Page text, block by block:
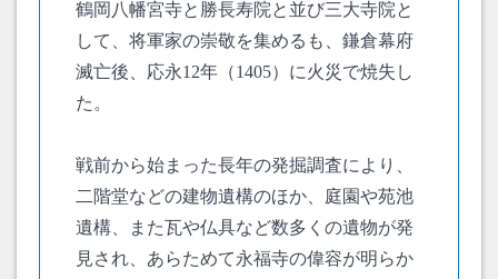
鶴岡八幡宮寺と勝長寿院と並び三大寺院と
して、将軍家の崇敬を集めるも、鎌倉幕府
滅亡後、応永12年（1405）に火災で焼失し
た。
戦前から始まった長年の発掘調査により、
二階堂などの建物遺構のほか、庭園や苑池
遺構、また瓦や仏具など数多くの遺物が発
見され、あらためて永福寺の偉容が明らか